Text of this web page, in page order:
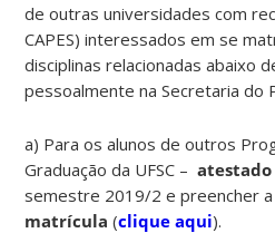
de outras universidades com
CAPES) interessados em se
disciplinas relacionadas abaixo
pessoalmente na Secretaria do
a) Para os alunos de outros
Graduação da UFSC –
semestre 2019/2 e preencher
matrícula (clique aqui).